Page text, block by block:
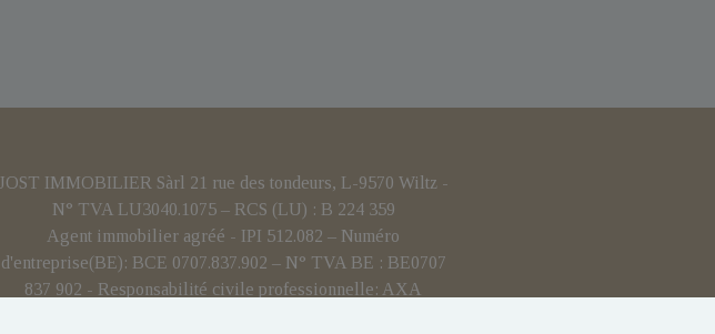
JOST IMMOBILIER Sàrl 21 rue des tondeurs, L-9570 Wiltz -
N° TVA LU3040.1075 – RCS (LU) : B 224 359
Agent immobilier agréé - IPI 512.082 – Numéro
d'entreprise(BE): BCE 0707.837.902 – N° TVA BE : BE0707
837 902 - Responsabilité civile professionnelle: AXA